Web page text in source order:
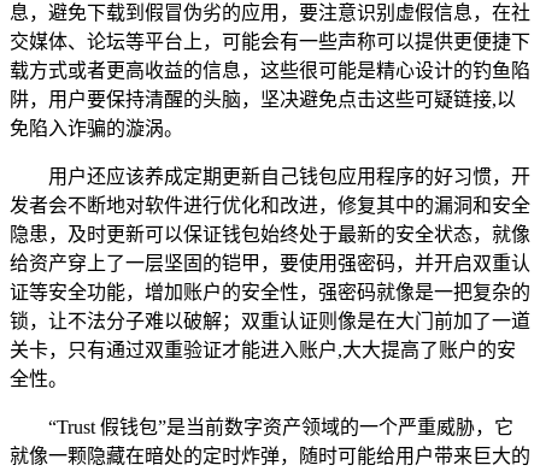
息，避免下载到假冒伪劣的应用，要注意识别虚假信息，在社
交媒体、论坛等平台上，可能会有一些声称可以提供更便捷下
载方式或者更高收益的信息，这些很可能是精心设计的钓鱼陷
阱，用户要保持清醒的头脑，坚决避免点击这些可疑链接,以
免陷入诈骗的漩涡。
用户还应该养成定期更新自己钱包应用程序的好习惯，开
发者会不断地对软件进行优化和改进，修复其中的漏洞和安全
隐患，及时更新可以保证钱包始终处于最新的安全状态，就像
给资产穿上了一层坚固的铠甲，要使用强密码，并开启双重认
证等安全功能，增加账户的安全性，强密码就像是一把复杂的
锁，让不法分子难以破解；双重认证则像是在大门前加了一道
关卡，只有通过双重验证才能进入账户,大大提高了账户的安
全性。
“Trust 假钱包”是当前数字资产领域的一个严重威胁，它
就像一颗隐藏在暗处的定时炸弹，随时可能给用户带来巨大的